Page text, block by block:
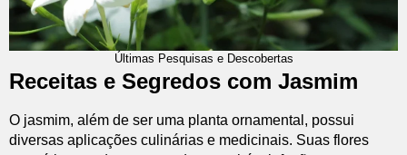
Últimas Pesquisas e Descobertas
Receitas e Segredos com Jasmim
O jasmim, além de ser uma planta ornamental, possui
diversas aplicações culinárias e medicinais. Suas flores